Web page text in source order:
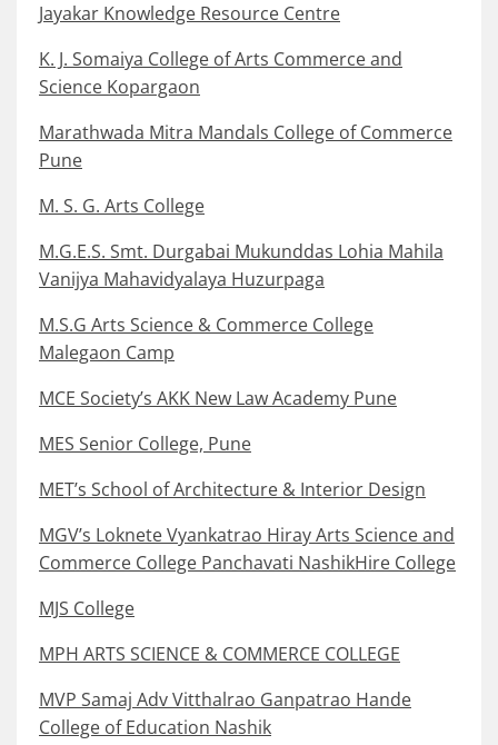
Jayakar Knowledge Resource Centre
K. J. Somaiya College of Arts Commerce and
Science Kopargaon
Marathwada Mitra Mandals College of Commerce
Pune
M. S. G. Arts College
M.G.E.S. Smt. Durgabai Mukunddas Lohia Mahila
Vanijya Mahavidyalaya Huzurpaga
M.S.G Arts Science & Commerce College
Malegaon Camp
MCE Society’s AKK New Law Academy Pune
MES Senior College, Pune
MET’s School of Architecture & Interior Design
MGV’s Loknete Vyankatrao Hiray Arts Science and
Commerce College Panchavati NashikHire College
MJS College
MPH ARTS SCIENCE & COMMERCE COLLEGE
MVP Samaj Adv Vitthalrao Ganpatrao Hande
College of Education Nashik